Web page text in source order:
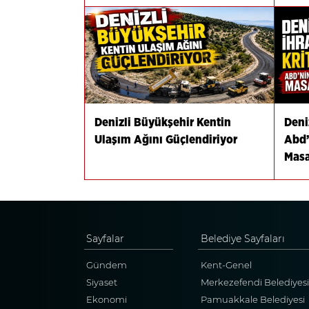
Denizli Büyükşehir Kentin
Ulaşım Ağını Güçlendiriyor
Sayfalar
Gündem
Siyaset
Ekonomi
Belediye Sayfaları
Kent-Genel
Merkezefendi Belediyesi
Pamuakkale Belediyesi